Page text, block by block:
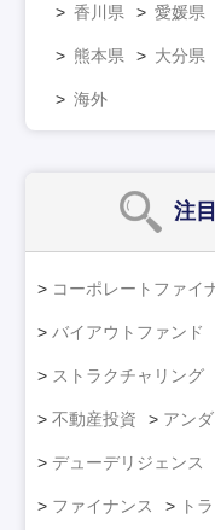
香川県 愛媛県
熊本県 大分県
海外
注
コーポレートファイ
バイアウトファンド
ストラクチャリング
不動産投資 アン
デューデリジェンス
ファイナンス ト